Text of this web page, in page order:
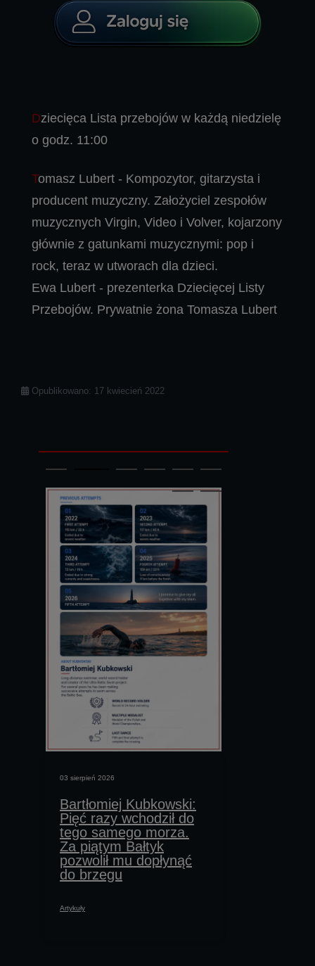
Dziecięca Lista przebojów w każdą niedzielę
o godz. 11:00
Tomasz Lubert - Kompozytor, gitarzysta i
producent muzyczny. Założyciel zespołów
muzycznych Virgin, Video i Volver, kojarzony
głównie z gatunkami muzycznymi: pop i
rock, teraz w utworach dla dzieci.
Ewa Lubert - prezenterka Dziecięcej Listy
Przebojów. Prywatnie żona Tomasza Lubert
Szczegóły
Opublikowano: 17 kwiecień 2022
03 sierpień 2026
Bartłomiej Kubkowski:
Pięć razy wchodził do
tego samego morza.
Za piątym Bałtyk
pozwolił mu dopłynąć
do brzegu
Artykuły